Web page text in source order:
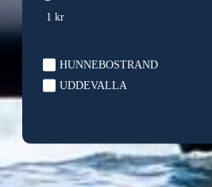
1 kr
HUNNEBOSTRAND
UDDEVALLA